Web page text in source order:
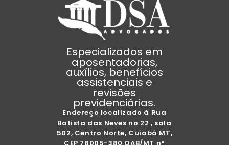
Especializados em
aposentadorias,
auxílios, benefícios
assistenciais e
revisões
previdenciárias.
Endereço localizado à Rua
Batista das Neves no 22 , sala
502, Centro Norte, Cuiabá MT,